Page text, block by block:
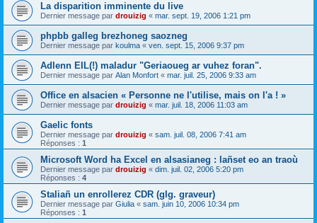
La disparition imminente du live
Dernier message par drouizig « mar. sept. 19, 2006 1:21 pm
phpbb galleg brezhoneg saozneg
Dernier message par koulma « ven. sept. 15, 2006 9:37 pm
Adlenn EIL(!) maladur "Geriaoueg ar vuhez foran".
Dernier message par Alan Monfort « mar. juil. 25, 2006 9:33 am
Office en alsacien « Personne ne l'utilise, mais on l'a ! »
Dernier message par drouizig « mar. juil. 18, 2006 11:03 am
Gaelic fonts
Dernier message par drouizig « sam. juil. 08, 2006 7:41 am
Réponses : 1
Microsoft Word ha Excel en alsasianeg : lañset eo an traoù
Dernier message par drouizig « dim. juil. 02, 2006 5:20 pm
Réponses : 4
Staliañ un enrollerez CDR (glg. graveur)
Dernier message par Giulia « sam. juin 10, 2006 10:34 pm
Réponses : 1